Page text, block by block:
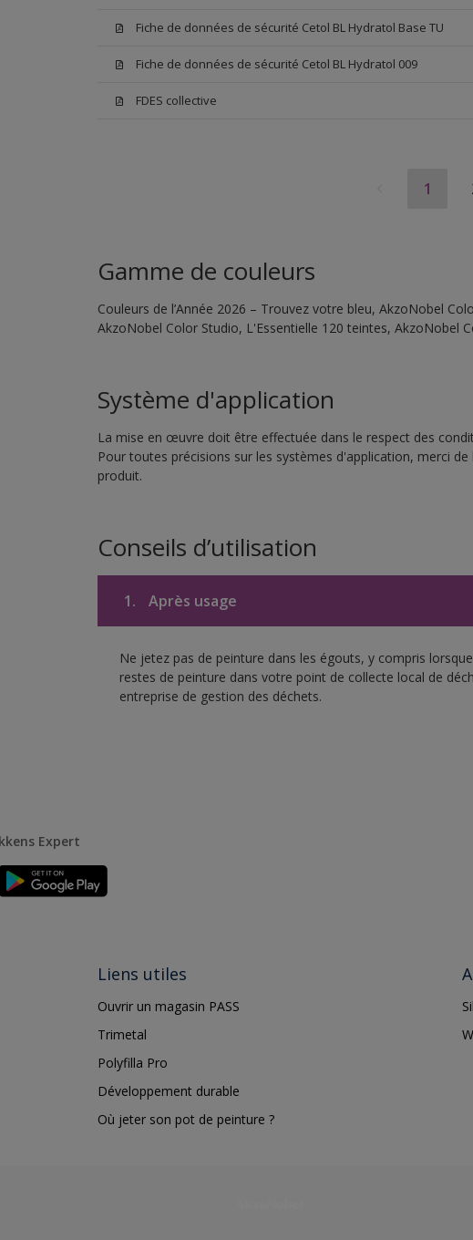
Fiche de données de sécurité Cetol BL Hydratol Base TU
Fiche de données de sécurité Cetol BL Hydratol 009
FDES collective
1
Gamme de couleurs
Couleurs de l’Année 2026 – Trouvez votre bleu, AkzoNobel
AkzoNobel Color Studio, L'Essentielle 120 teintes, AkzoNobel
Système d'application
La mise en œuvre doit être effectuée dans le respect des
Pour toutes précisions sur les systèmes d'application, merci
produit.
Conseils d’utilisation
1. Après usage
Ne jetez pas de peinture dans les égouts, y compris
restes de peinture dans votre point de collecte local de
entreprise de gestion des déchets.
Expert
Liens utiles
Ouvrir un magasin PASS
Trimetal
Polyfilla Pro
Développement durable
Où jeter son pot de peinture ?